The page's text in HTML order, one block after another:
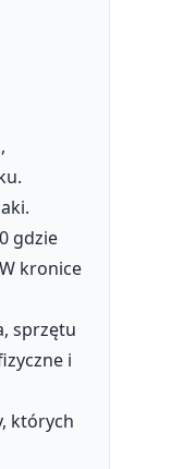
gdzie
kronice
sprzętu
i
których